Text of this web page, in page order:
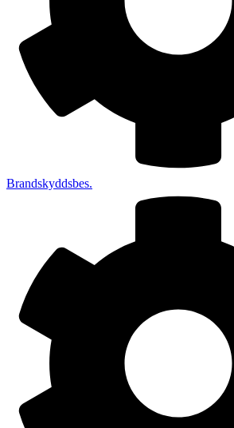
Brandskyddsbes.